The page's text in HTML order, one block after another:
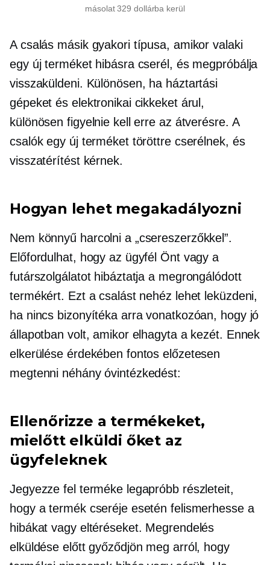
másolat 329 dollárba kerül
A csalás másik gyakori típusa, amikor valaki
egy új terméket hibásra cserél, és megpróbálja
visszaküldeni. Különösen, ha háztartási
gépeket és elektronikai cikkeket árul,
különösen figyelnie kell erre az átverésre. A
csalók egy új terméket töröttre cserélnek, és
visszatérítést kérnek.
Hogyan lehet megakadályozni
Nem könnyű harcolni a „csereszerzőkkel”.
Előfordulhat, hogy az ügyfél Önt vagy a
futárszolgálatot hibáztatja a megrongálódott
termékért. Ezt a csalást nehéz lehet leküzdeni,
ha nincs bizonyítéka arra vonatkozóan, hogy jó
állapotban volt, amikor elhagyta a kezét. Ennek
elkerülése érdekében fontos előzetesen
megtenni néhány óvintézkedést:
Ellenőrizze a termékeket,
mielőtt elküldi őket az
ügyfeleknek
Jegyezze fel terméke legapróbb részleteit,
hogy a termék cseréje esetén felismerhesse a
hibákat vagy eltéréseket. Megrendelés
elküldése előtt győződjön meg arról, hogy